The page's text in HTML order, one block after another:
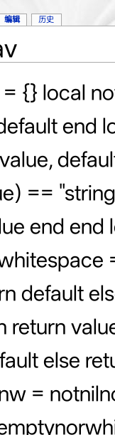
= function(paramname, pattern) local indexes = { mw.ustring.match(paramname, mw.ustring.gsub(pattern, "%%%%?", function(m) if m == "%%" then return "%" else return "(%d+)" end end)) } local count = #indexes if count ~= 0 then for i = 1, count do indexes[i + count] = tonumber(indexes[i]) end return unpack(indexes) end end local indexedparamvalue = function(args, pattern, raw, index, rawfunc, indexfunc) if args == nil or pattern == nil or raw == nil or index == nil then return nil end if rawfunc ~= nil and indexfunc == nil then indexfunc = rawfunc end rawfunc = rawfunc or __nnew indexfunc = indexfunc or __nnew if type(raw) ~= "table" then raw = { raw } end if type(index) ~= "table" then index = { index } end local i = 0 rawname = mw.ustring.gsub(pattern, "%%%%?", function(m) if m == "%%" then return "%" else i = i + 1 return tostring(raw[i] or "") end end) rawvalue = args[rawname] local result = rawfunc(rawvalue) if result then return result end i = 0 indexname = mw.ustring.gsub(pattern, "%%%%?", function(m) if m == "%%" then return "%" else i = i + 1 return tostring(index[i] or "") end end) indexvalue = args[indexname] result = indexfunc(indexvalue) if result then return result end local fuzzyMatchingOn = __nnew(args.fuzzyMatchingOn, "no") == "yes" -- 模糊匹配。 if not fuzzyMatchingOn then return nil end -- 不启用参数名模糊匹配时处理流程到此结束。 -- 开始进行参数名模糊匹配。 -- 由于大多数参数名格式均为“【名称】【数字序号】”，将【名称】前缀作为第一道筛选程序将会减少耗时的正则匹配函数运行次数，大大优化代码运行效率。 local prefixpos = 1 local v1, v2 =
编辑 历史